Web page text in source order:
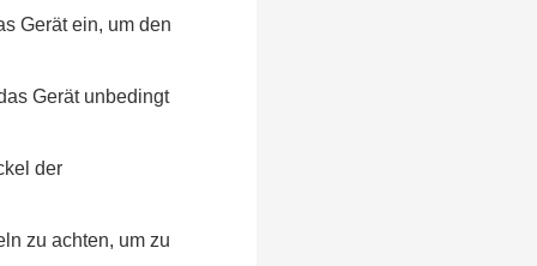
Gerät ein, um den
Gerät unbedingt
der
zu achten, um zu